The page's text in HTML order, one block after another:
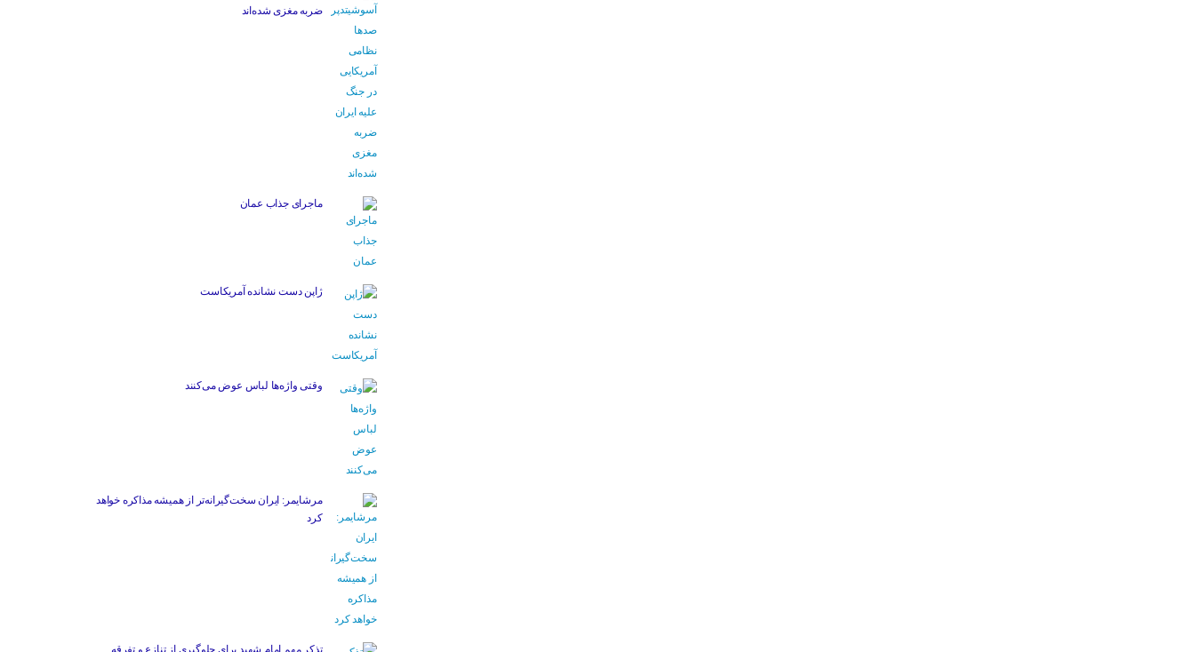
ضربه مغزی شده‌اند
ماجرای جذاب عمان
ژاپن دست نشانده آمریکاست
وقتی واژه‌ها لباس عوض می‌کنند
مرشایمر: ایران سخت‌گیرانه‌تر از همیشه مذاکره خواهد
کرد
تذکر مهم امام شهید برای جلوگیری از تنازع و تفرقه